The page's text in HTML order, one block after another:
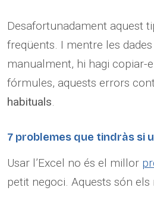
Desafortunadament aquest
freqüents. I mentre les dades
manualment, hi hagi copiar-
fórmules, aquests errors
habituals.
7 problemes que tindràs si
Usar l’Excel no és el millor
petit negoci. Aquests són els